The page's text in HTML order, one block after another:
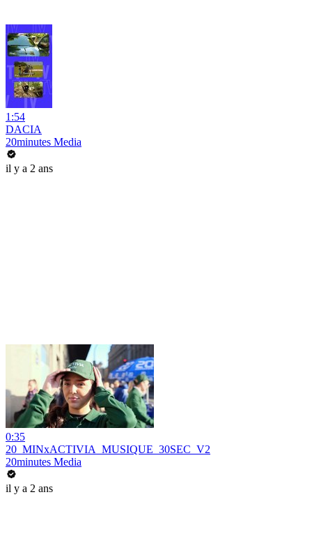
1:54
DACIA
20minutes Media
il y a 2 ans
0:35
20_MINxACTIVIA_MUSIQUE_30SEC_V2
20minutes Media
il y a 2 ans